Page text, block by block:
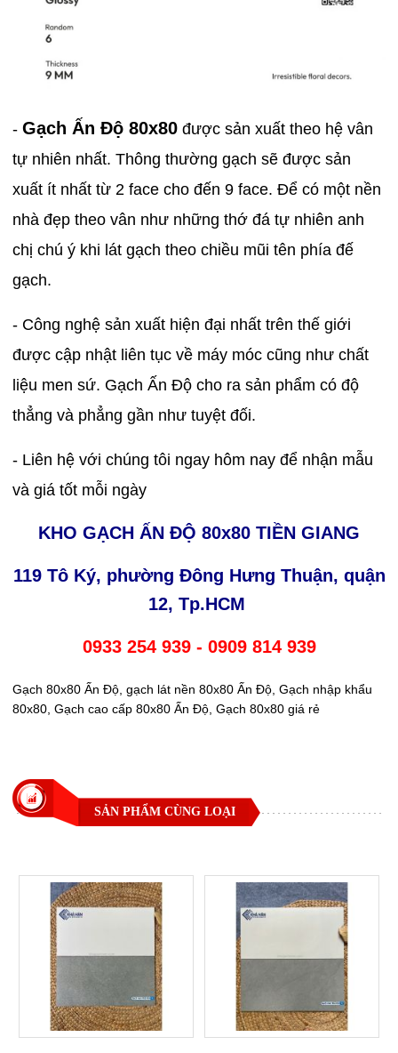
-Gạch Ấn Độ 80x80 được sản xuất theo hệ vân
tự nhiên nhất. Thông thường gạch sẽ được sản
xuất ít nhất từ 2 face cho đến 9 face. Để có một nền
nhà đẹp theo vân như những thớ đá tự nhiên anh
chị chú ý khi lát gạch theo chiều mũi tên phía đế
gạch.
- Công nghệ sản xuất hiện đại nhất trên thế giới
được cập nhật liên tục về máy móc cũng như chất
liệu men sứ. Gạch Ấn Độ cho ra sản phẩm có độ
thẳng và phẳng gần như tuyệt đối.
- Liên hệ với chúng tôi ngay hôm nay để nhận mẫu
và giá tốt mỗi ngày
KHO GẠCH ẤN ĐỘ 80x80 TIỀN GIANG
119 Tô Ký, phường Đông Hưng Thuận, quận
12, Tp.HCM
0933 254 939 - 0909 814 939
Gạch 80x80 Ấn Độ, gạch lát nền 80x80 Ấn Độ, Gạch nhập khẩu
80x80, Gạch cao cấp 80x80 Ấn Độ, Gạch 80x80 giá rẻ
SẢN PHẨM CÙNG LOẠI